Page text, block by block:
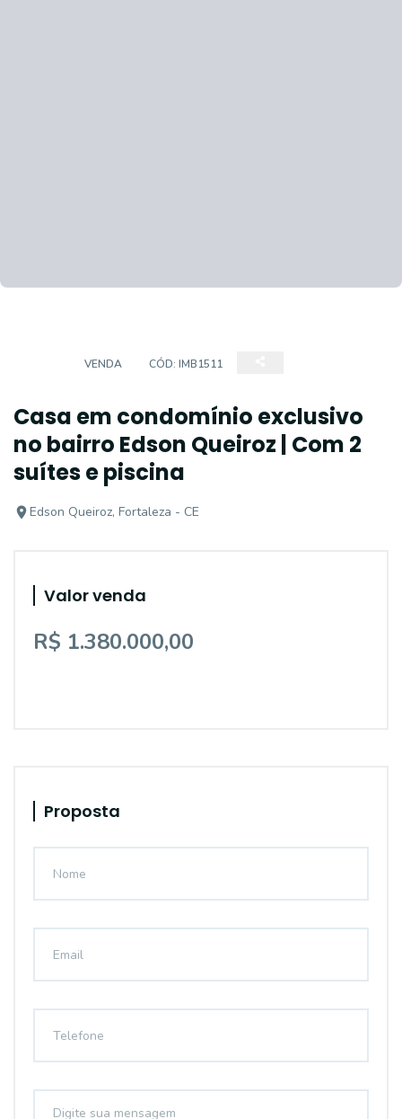
VENDA CÓD: IMB1511
Casa em condomínio exclusivo
no bairro Edson Queiroz | Com 2
suítes e piscina
Edson Queiroz, Fortaleza - CE
Valor venda
R$ 1.380.000,00
Proposta